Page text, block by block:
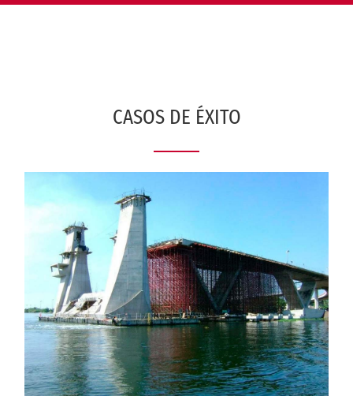
CASOS DE ÉXITO
Puente Albatros, Lázaro Cárdenas Michoacán